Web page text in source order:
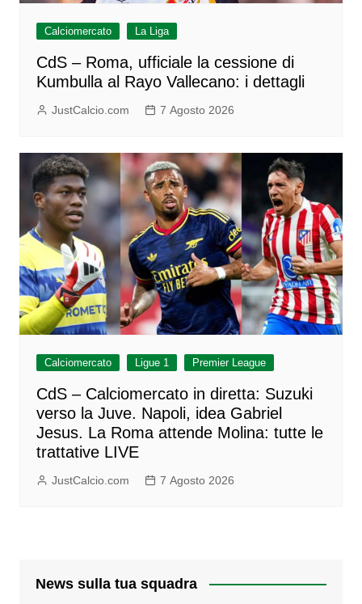
Calciomercato La Liga
CdS – Roma, ufficiale la cessione di
Kumbulla al Rayo Vallecano: i dettagli
JustCalcio.com 7 Agosto 2026
Calciomercato Ligue 1 Premier League
CdS – Calciomercato in diretta: Suzuki
verso la Juve. Napoli, idea Gabriel
Jesus. La Roma attende Molina: tutte le
trattative LIVE
JustCalcio.com 7 Agosto 2026
News sulla tua squadra